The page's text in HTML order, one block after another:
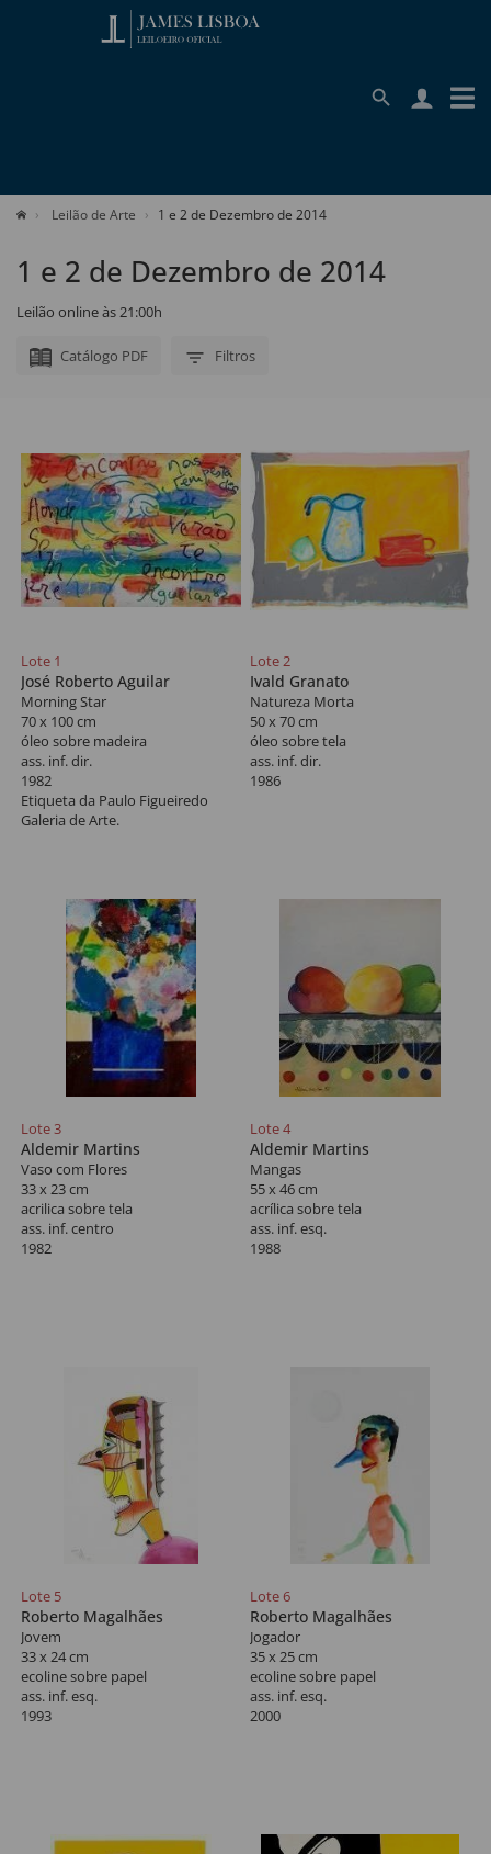
Leilão de Arte 1 e 2 de Dezembro de 2014
1 e 2 de Dezembro de 2014
Leilão online às 21:00h
Catálogo PDF Filtros
Lote 1
José Roberto Aguilar
Morning Star
70 x 100 cm
óleo sobre madeira
ass. inf. dir.
1982
Etiqueta da Paulo Figueiredo
Galeria de Arte.
Lote 2
Ivald Granato
Natureza Morta
50 x 70 cm
óleo sobre tela
ass. inf. dir.
1986
Lote 3
Aldemir Martins
Vaso com Flores
33 x 23 cm
acrilica sobre tela
ass. inf. centro
1982
Lote 4
Aldemir Martins
Mangas
55 x 46 cm
acrílica sobre tela
ass. inf. esq.
1988
Lote 5
Roberto Magalhães
Jovem
33 x 24 cm
ecoline sobre papel
ass. inf. esq.
1993
Lote 6
Roberto Magalhães
Jogador
35 x 25 cm
ecoline sobre papel
ass. inf. esq.
2000